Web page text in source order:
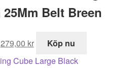
Belt Breen
ursprungliga
priset
279,00 kr
nuvarande
priset
Köp nu